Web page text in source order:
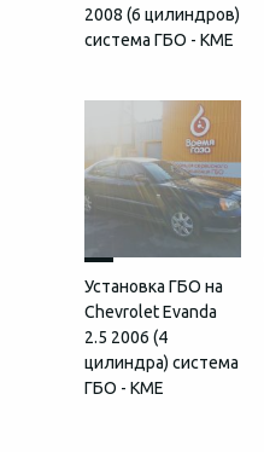
2008 (6 цилиндров)
система ГБО - KME
Установка ГБО на
Chevrolet Evanda
2.5 2006 (4
цилиндра) система
ГБО - KME